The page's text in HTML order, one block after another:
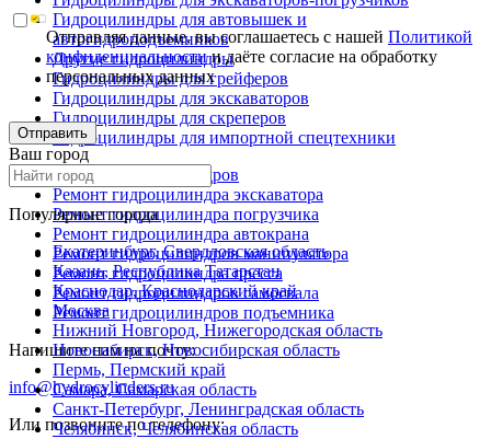
Гидроцилиндры для автовышек и
автогидроподъемников
Другие гидроцилиндры
Гидроцилиндры для грейферов
Гидроцилиндры для экскаваторов
Гидроцилиндры для скреперов
Гидроцилиндры для импортной спецтехники
Ремонт гидроцилиндров
Ремонт гидроцилиндра экскаватора
Ремонт гидроцилиндра погрузчика
Ремонт гидроцилиндра автокрана
Ремонт гидроцилиндров манипулятора
Ремонт гидроцилиндра пресса
Ремонт гидроцилиндров самосвала
Ремонт гидроцилиндров подъемника
Напишите нам на почту:
info@hydrocylinders.ru
Или позвоните по телефону:
Отправляя данные, вы соглашаетесь с нашейПолитикой
конфиденциальностии даёте согласие на обработку
персональных данных
Отправить
Ваш город
Популярные города
Екатеринбург, Свердловская область
Казань, Республика Татарстан
Краснодар, Краснодарский край
Москва
Нижний Новгород, Нижегородская область
Новосибирск, Новосибирская область
Пермь, Пермский край
Самара, Самарская область
Санкт-Петербург, Ленинградская область
Челябинск, Челябинская область